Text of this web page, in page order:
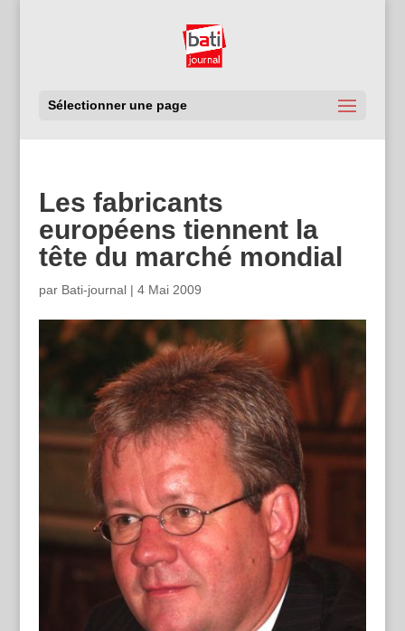
Sélectionner une page
Les fabricants
européens tiennent la
tête du marché mondial
par Bati-journal| 4 Mai 2009